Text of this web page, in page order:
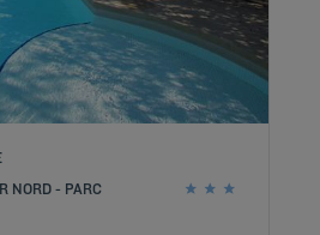
NORD - PARC